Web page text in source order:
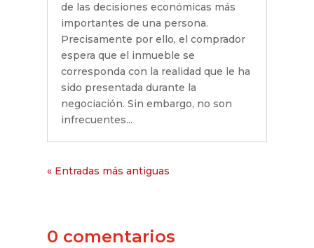
de las decisiones económicas más
importantes de una persona.
Precisamente por ello, el comprador
espera que el inmueble se
corresponda con la realidad que le ha
sido presentada durante la
negociación. Sin embargo, no son
infrecuentes...
« Entradas más antiguas
0 comentarios